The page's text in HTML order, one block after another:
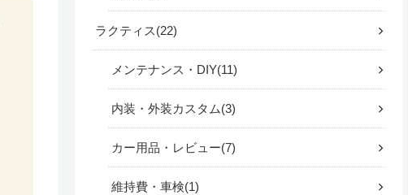
ラクティス 22
メンテナンス・DIY 11
内装・外装カスタム 3
カー用品・レビュー 7
維持費・車検 1